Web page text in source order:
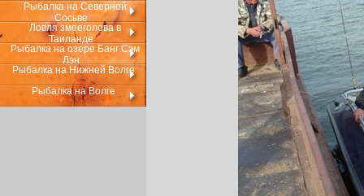
Рыбалка на Северной
Сосьве
Ловля змееголова в
Таиланде
Рыбалка на озере Банг Сэм
Лэн
Рыбалка на Нижней Волге
Рыбалка на Волге